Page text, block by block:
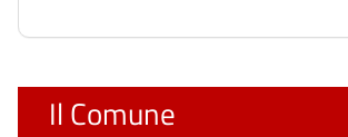
Il Comune